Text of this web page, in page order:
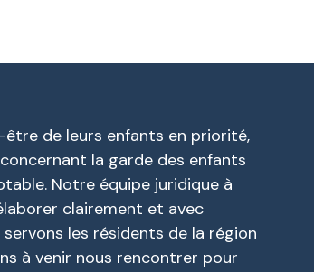
de leurs enfants en priorité,
la garde des enfants
Notre équipe juridique à
clairement et avec
les résidents de la région
à venir nous rencontrer pour